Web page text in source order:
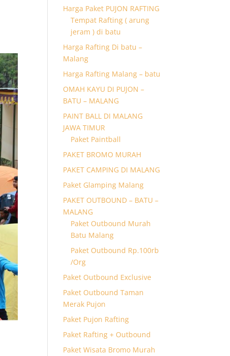
Harga Paket PUJON RAFTING
Tempat Rafting ( arung
jeram ) di batu
Harga Rafting Di batu –
Malang
Harga Rafting Malang – batu
OMAH KAYU DI PUJON –
BATU – MALANG
PAINT BALL DI MALANG
JAWA TIMUR
Paket Paintball
PAKET BROMO MURAH
PAKET CAMPING DI MALANG
Paket Glamping Malang
PAKET OUTBOUND – BATU –
MALANG
Paket Outbound Murah
Batu Malang
Paket Outbound Rp.100rb
/Org
Paket Outbound Exclusive
Paket Outbound Taman
Merak Pujon
Paket Pujon Rafting
Paket Rafting + Outbound
Paket Wisata Bromo Murah